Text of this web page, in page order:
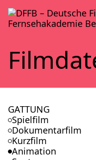
GATTUNG
Spielfilm
Dokumentarfilm
Kurzfilm
Animation